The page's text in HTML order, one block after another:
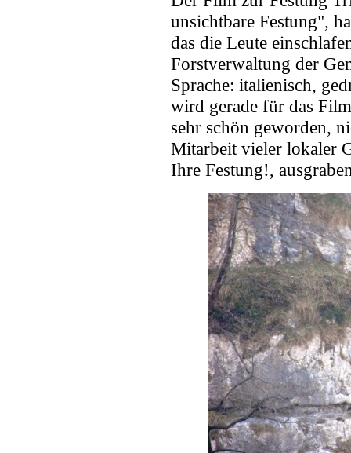
unsichtbare Festung",
das die Leute
Forstverwaltung der
Sprache: italienisch,
wird gerade für das
sehr schön geworden,
Mitarbeit vieler lokaler
Ihre Festung!,